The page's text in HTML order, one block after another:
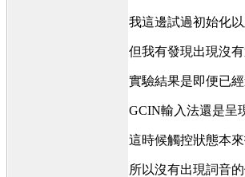
我這邊試過初始化
但我有發現出現沒
實驗結果是即便已
GCIN輸入法還是呈
這時候觸控狀態本
所以沒有出現詞音